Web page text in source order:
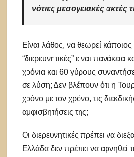
νότιες μεσογειακές ακτές
Είναι λάθος, να θεωρεί κάποιος ,
“διερευνητικές” είναι πανάκεια
χρόνια και 60 γύρους
σε λύση; Δεν βλέπουν ότι η
χρόνο με τον χρόνο, τις
αμφισβητήσεις της;
Οι διερευνητικές πρέπει να
Ελλάδα δεν πρέπει να αρνηθεί